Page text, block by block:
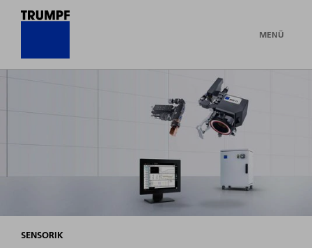
MENÜ
SENSORIK